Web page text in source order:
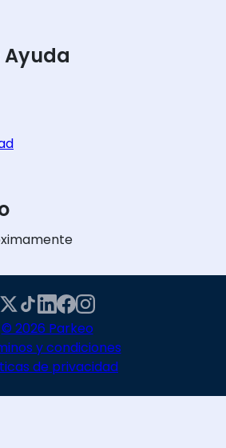
Ayuda
© 2026 Parkeo
y condiciones
de privacidad